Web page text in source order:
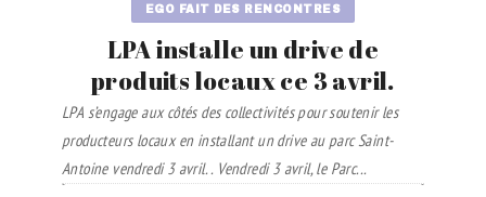
EGO FAIT DES RENCONTRES
LPA installe un drive de
produits locaux ce 3 avril.
LPA s’engage aux côtés des collectivités pour soutenir les
producteurs locaux en installant un drive au parc Saint-
Antoine vendredi 3 avril.. Vendredi 3 avril, le Parc...